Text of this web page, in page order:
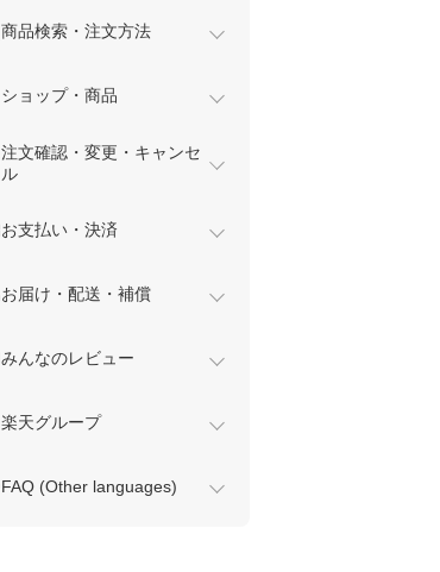
商品検索・注文方法
ショップ・商品
注文確認・変更・キャンセ
ル
お支払い・決済
お届け・配送・補償
みんなのレビュー
楽天グループ
FAQ (Other languages)